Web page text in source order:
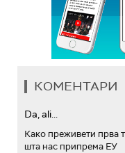
КОМЕНТАРИ
Da, ali...
Како преживети прва
шта нас припрема ЕУ